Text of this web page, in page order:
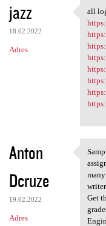
jazz
18.02.2022
Adres
all
all
Anton
Dcruze
19.02.2022
Adres
Get